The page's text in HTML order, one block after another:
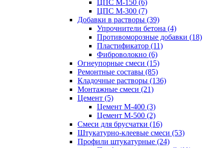
ЦПС М-150 (6)
ЦПС М-300 (7)
Добавки в растворы (39)
Упрочнители бетона (4)
Противоморозные добавки (18)
Пластификатор (11)
Фиброволокно (6)
Огнеупорные смеси (15)
Ремонтные составы (85)
Кладочные растворы (136)
Монтажные смеси (21)
Цемент (5)
Цемент М-400 (3)
Цемент М-500 (2)
Смеси для брусчатки (16)
Штукатурно-клеевые смеси (53)
Профили штукатурные (24)